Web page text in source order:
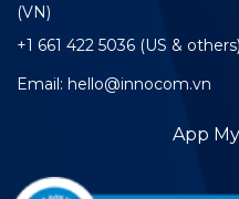
(VN)
+1 661 422 5036 (US & others)
Email: hello@innocom.vn
App